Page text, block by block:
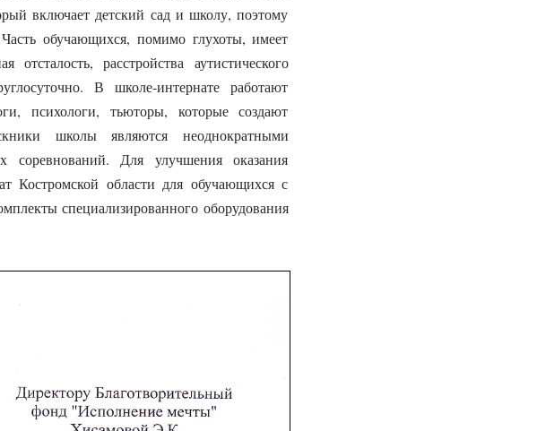
включает детский сад и школу, поэтому
обучающихся, помимо глухоты, имеет
расстройства аутистического
В школе-интернате работают
психологи, тьюторы, которые создают
школы являются неоднократными
соревнований. Для улучшения оказания
Костромской области для обучающихся с
специализированного оборудования